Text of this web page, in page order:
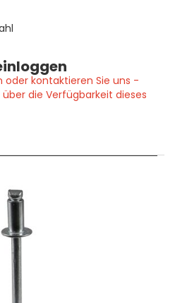
oder kontaktieren Sie uns -
die Verfügbarkeit dieses